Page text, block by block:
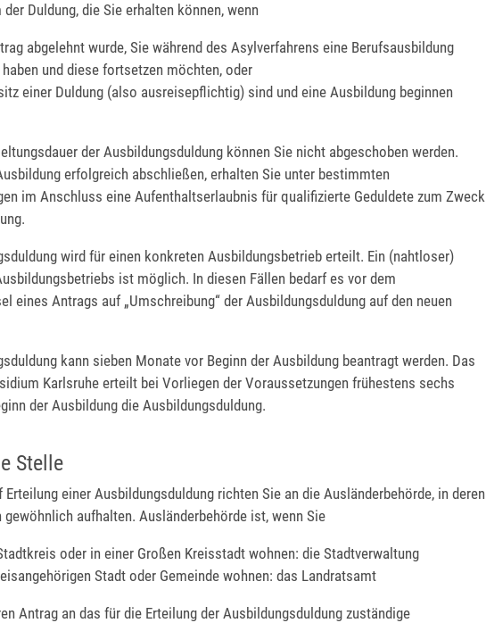
Duldung, die Sie erhalten können, wenn
abgelehnt wurde, Sie während des Asylverfahrens eine Berufsausbildung
und diese fortsetzen möchten, oder
einer Duldung (also ausreisepflichtig) sind und eine Ausbildung beginnen
der Ausbildungsduldung können Sie nicht abgeschoben werden.
erfolgreich abschließen, erhalten Sie unter bestimmten
im Anschluss eine Aufenthaltserlaubnis für qualifizierte Geduldete zum Zweck
wird für einen konkreten Ausbildungsbetrieb erteilt. Ein (nahtloser)
ist möglich. In diesen Fällen bedarf es vor dem
eines Antrags auf „Umschreibung“ der Ausbildungsduldung auf den neuen
kann sieben Monate vor Beginn der Ausbildung beantragt werden. Das
Karlsruhe erteilt bei Vorliegen der Voraussetzungen frühestens sechs
der Ausbildung die Ausbildungsduldung.
Stelle
Erteilung einer Ausbildungsduldung richten Sie an die Ausländerbehörde, in deren
gewöhnlich aufhalten. Ausländerbehörde ist, wenn Sie
oder in einer Großen Kreisstadt wohnen: die Stadtverwaltung
Stadt oder Gemeinde wohnen: das Landratsamt
Antrag an das für die Erteilung der Ausbildungsduldung zuständige